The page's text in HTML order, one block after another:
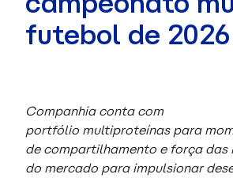
futebol de 2026
Companhia conta com
portfólio multiproteínas para
de compartilhamento e força das
do mercado para impulsionar